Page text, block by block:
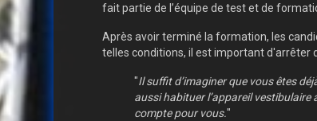
fait partie de l’équipe de test et de
Après avoir terminé la formation, les
telles conditions, il est important d'arrêter
"Il suffit d’imaginer que vous êtes
aussi habituer l’appareil vestibulaire
compte pour vous."